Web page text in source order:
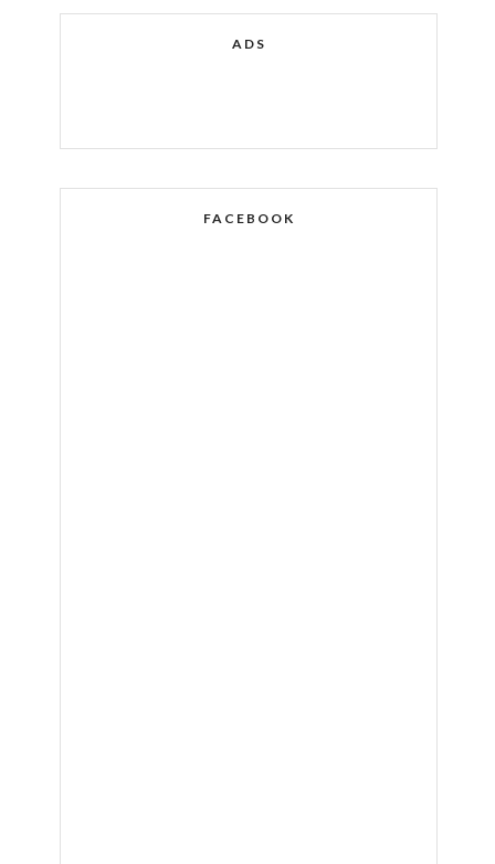
ADS
FACEBOOK